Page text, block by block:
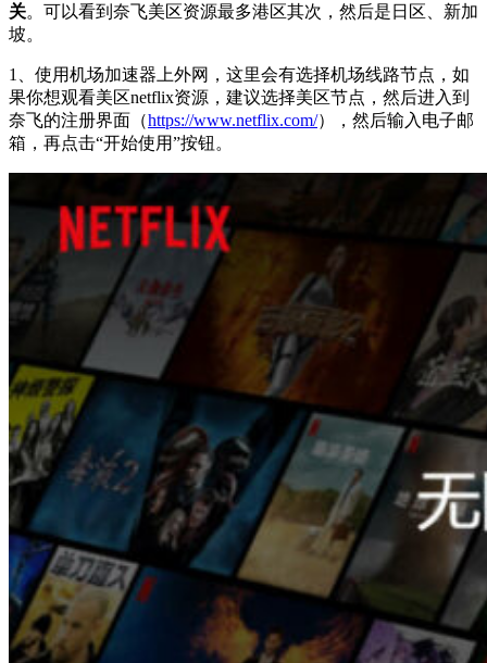
关。可以看到奈飞美区资源最多港区其次，然后是日区、新加
坡。
1、使用机场加速器上外网，这里会有选择机场线路节点，如
果你想观看美区netflix资源，建议选择美区节点，然后进入到
奈飞的注册界面（https://www.netflix.com/），然后输入电子邮
箱，再点击“开始使用”按钮。